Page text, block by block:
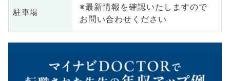
駐車場
※最新情報を確認いたしますので
お問い合わせください